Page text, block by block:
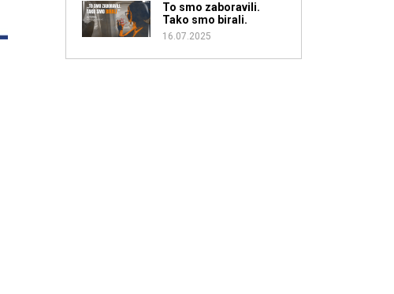
To smo zaboravili.
Tako smo birali.
16.07.2025